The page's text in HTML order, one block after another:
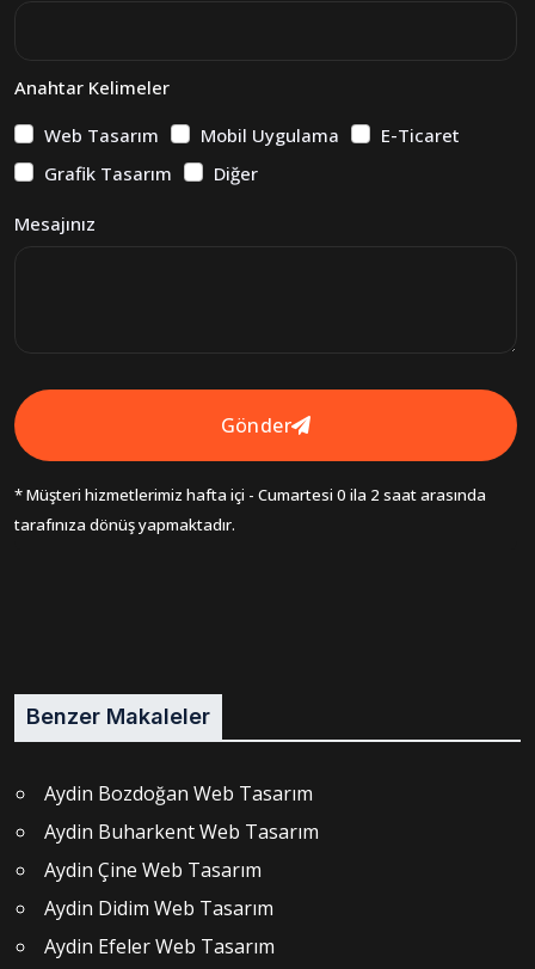
Anahtar Kelimeler
Web Tasarım
Mobil Uygulama
E-Ticaret
Grafik Tasarım
Diğer
Mesajınız
Gönder
* Müşteri hizmetlerimiz hafta içi - Cumartesi 0 ila 2 saat arasında
tarafınıza dönüş yapmaktadır.
Benzer Makaleler
Aydin Bozdoğan Web Tasarım
Aydin Buharkent Web Tasarım
Aydin Çine Web Tasarım
Aydin Didim Web Tasarım
Aydin Efeler Web Tasarım